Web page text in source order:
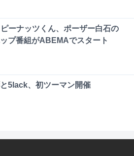
ーナッツくん、ポーザー白石の
プ番組がABEMAでスタート
5lack、初ツーマン開催